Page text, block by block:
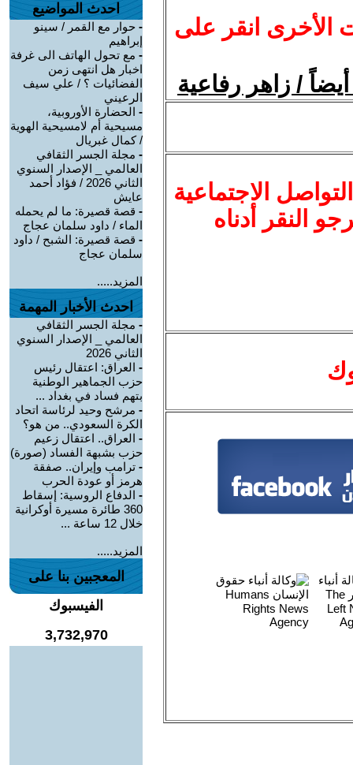
الأخرى انقر على
/ زاهر رفاعية
الاجتماعية
النقر أدناه
احدث المواضيع
- حوار مع القمر / سينو
إبراهيم
- مع تحول الهاتف الى غرفة
اخبار هل انتهى زمن
الفضائيات ؟ / علي سيف
الرعيني
- الحضارة الأوروبية،
مسيحية أم لامسيحية الهوية
/ كمال غبريال
- مجلة الجسر الثقافي
العالمي _ الإصدار السنوي
الثاني 2026 / فؤاد أحمد
عايش
- قصة قصيرة: ما لم يحمله
الماء / داود سلمان عجاج
- قصة قصيرة: الشبح / داود
سلمان عجاج
المزيد.....
احدث الأخبار المهمة
- مجلة الجسر الثقافي
العالمي _ الإصدار السنوي
الثاني 2026
- العراق: اعتقال رئيس
حزب الجماهير الوطنية
بتهم فساد في بغداد ...
- مرشح وحيد لرئاسة اتحاد
الكرة السعودي.. من هو؟
- العراق.. اعتقال زعيم
حزب بشبهة الفساد (صورة)
- ترامب وإيران.. صفقة
هرمز أو عودة الحرب
- الدفاع الروسية: إسقاط
360 طائرة مسيرة أوكرانية
خلال 12 ساعة ...
المزيد.....
المعجبين بنا على
الفيسبوك
3,732,970